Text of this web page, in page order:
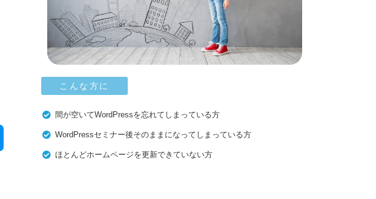
こんな方に
間が空いてWordPressを忘れてしまっている方
WordPressセミナー後そのままになってしまっている方
ほとんどホームページを更新できていない方